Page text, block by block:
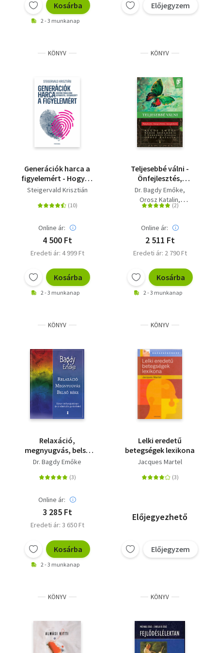
Kosárba
2 - 3 munkanap
Előjegyzem
KÖNYV
Generációk harca a
figyelemért - Hogyan
tanuljunk egymástól,
Steigervald Krisztián
Online ár:
4 500 Ft
Eredeti ár: 4 999 Ft
Kosárba
2 - 3 munkanap
KÖNYV
Teljesebbé válni -
Önfejlesztés,
önmegvalósítás,
önmeghaladás
Dr. Bagdy Emőke
Orosz Katalin
Kádár Annamária
Online ár:
2 511 Ft
Eredeti ár: 2 790 Ft
Kosárba
2 - 3 munkanap
KÖNYV
Relaxáció,
megnyugvás, belső
béke - Könyv és
relaxációs
Dr. Bagdy Emőke
Online ár:
3 285 Ft
Eredeti ár: 3 650 Ft
Kosárba
2 - 3 munkanap
KÖNYV
Lelki eredetű
betegségek lexikona
Jacques Martel
Előjegyezhető
Előjegyzem
KÖNYV KÖNYV